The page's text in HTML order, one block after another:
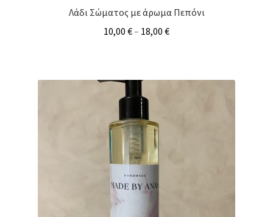
Λάδι Σώματος με άρωμα Πεπόνι
10,00 €– 18,00 €